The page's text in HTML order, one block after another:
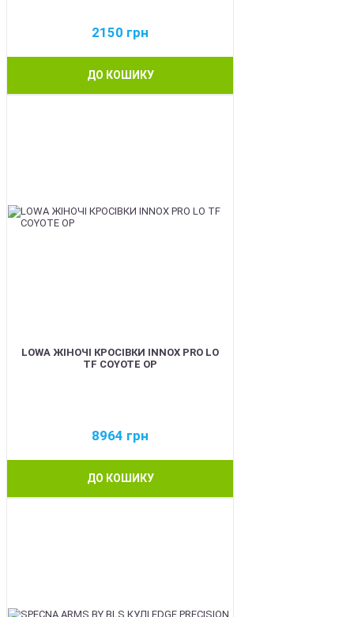
2150 грн
ДО КОШИКУ
LOWA ЖІНОЧІ КРОСІВКИ INNOX PRO LO
TF COYOTE OP
8964 грн
ДО КОШИКУ